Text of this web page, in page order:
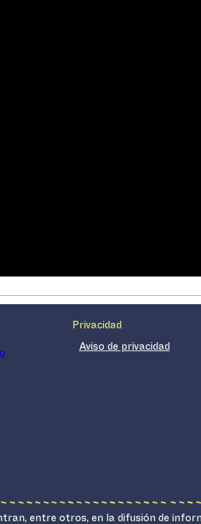
Privacidad
Aviso de privacidad
entre otros, en la difusión de